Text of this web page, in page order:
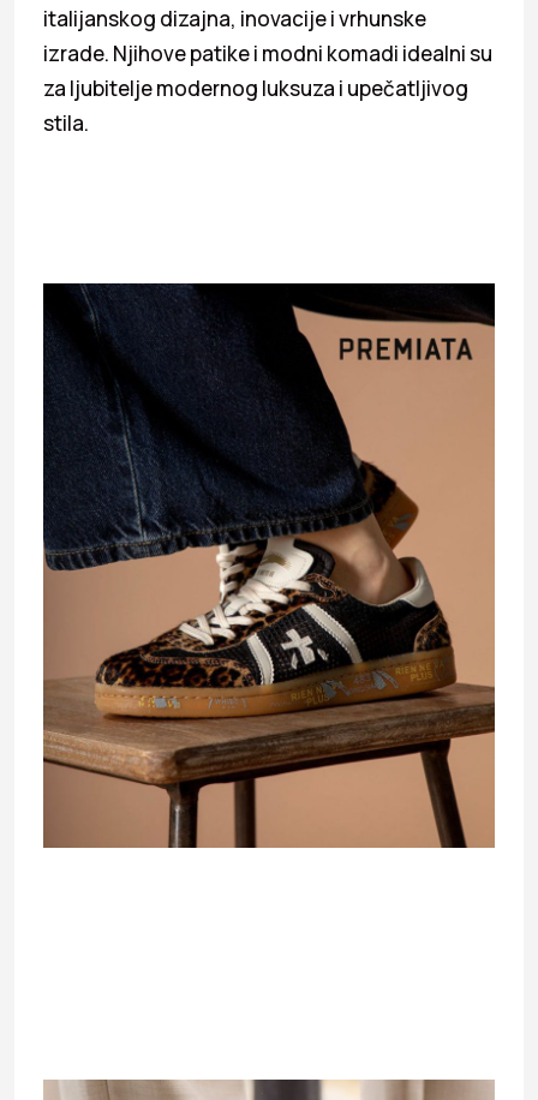
italijanskog dizajna, inovacije i vrhunske
izrade. Njihove patike i modni komadi idealni su
za ljubitelje modernog luksuza i upečatljivog
stila.